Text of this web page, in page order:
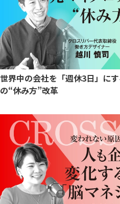
世界中の会社を「週休3日」に
の“休み方”改革